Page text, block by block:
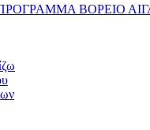
ΒΟΡΕΙΟ